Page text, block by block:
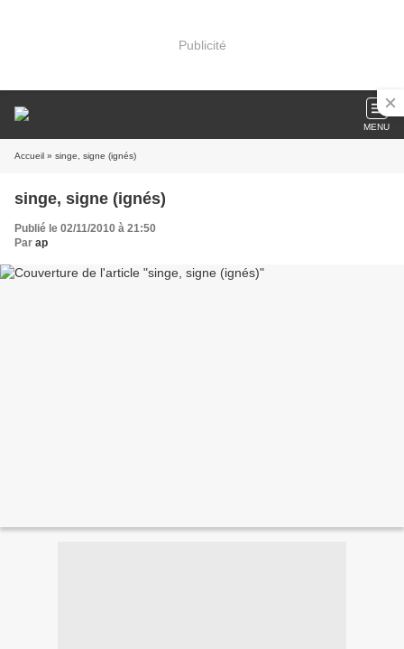
Publicité
MENU
Accueil » singe, signe (ignés)
singe, signe (ignés)
Publié le 02/11/2010 à 21:50
Par ap